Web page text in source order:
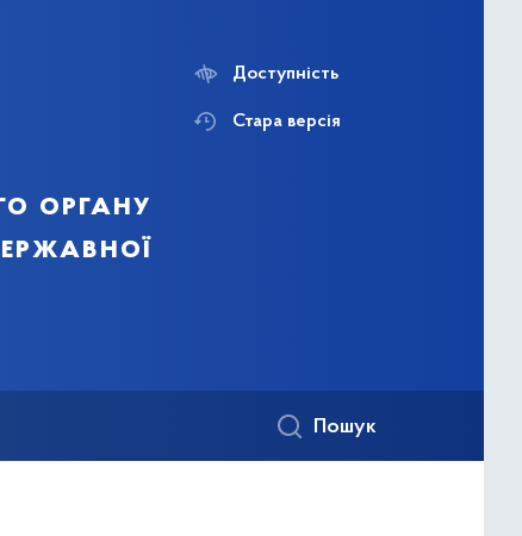
органу
Доступність
Стара версія
Пошук